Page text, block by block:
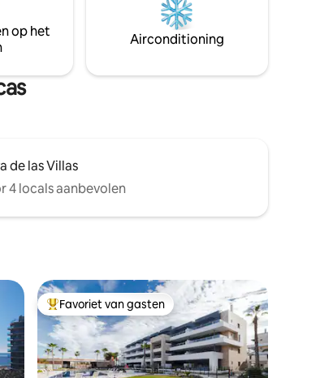
rustige buitenruimte om tot rust te
komen. Ideaal voor een rustig uitje, dicht
bij het strand, restaurants en winkels.
op het
Airconditioning
de las Villas
4 locals aanbevolen
Topfavoriet van gasten
Favoriet van gasten